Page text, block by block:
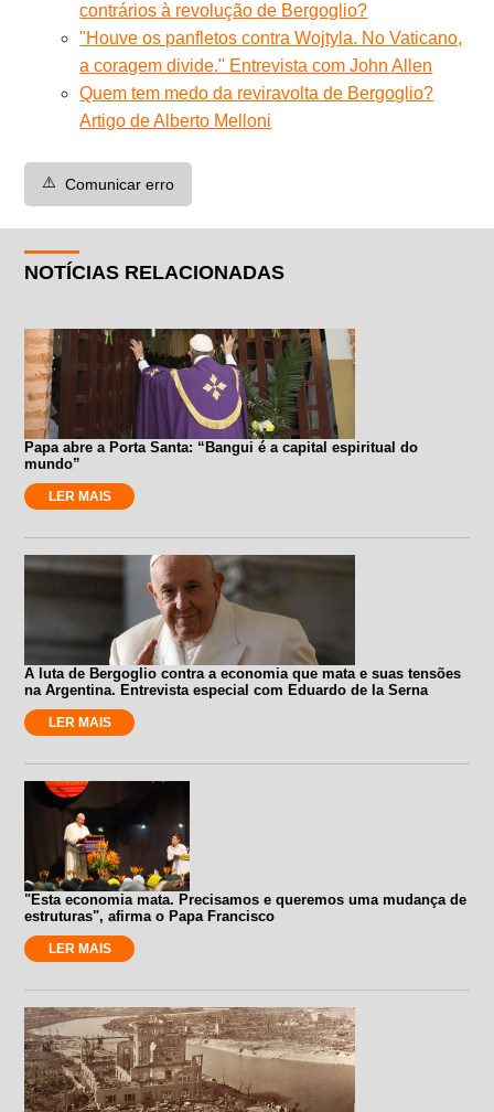
contrários à revolução de Bergoglio?
"Houve os panfletos contra Wojtyla. No Vaticano,
a coragem divide." Entrevista com John Allen
Quem tem medo da reviravolta de Bergoglio?
Artigo de Alberto Melloni
⚠️ Comunicar erro
NOTÍCIAS RELACIONADAS
Papa abre a Porta Santa: “Bangui é a capital espiritual do
mundo”
LER MAIS
A luta de Bergoglio contra a economia que mata e suas tensões
na Argentina. Entrevista especial com Eduardo de la Serna
LER MAIS
"Esta economia mata. Precisamos e queremos uma mudança de
estruturas", afirma o Papa Francisco
LER MAIS